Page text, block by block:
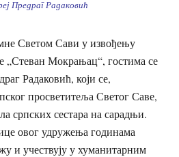
Предраг Радаковић
Светом Сави у извођењу
„Стеван Мокрањац“, гостима се
Радаковић, који се,
просветитеља Светог Саве,
српских сестара на сарадњи.
овог удружења годинама
и учествују у хуманитарним